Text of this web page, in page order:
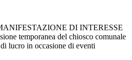
DI INTERESSE
temporanea del chiosco comunale
lucro in occasione di eventi